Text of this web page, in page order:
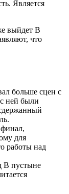
Является
выйдет В
что
больше сцен с
ней были
для
работы над
В пустыне